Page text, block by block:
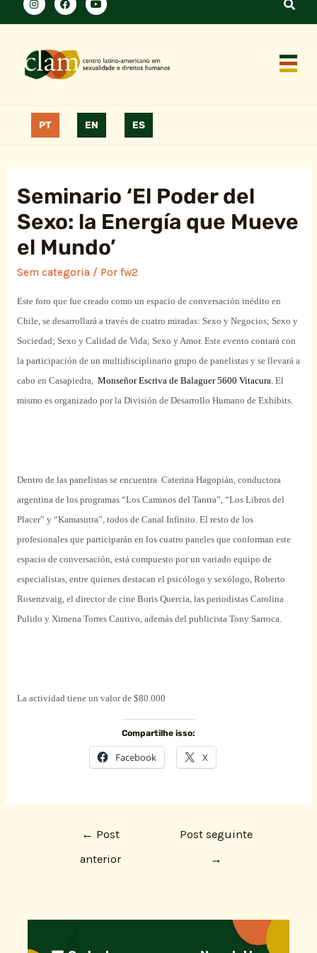
PT EN ES
Seminario ‘El Poder del
Sexo: la Energía que Mueve
el Mundo’
Sem categoria/ Por fw2
Este foro que fue creado como un espacio de conversación inédito en
Chile, se desarrollará a través de cuatro miradas: Sexo y Negocios; Sexo y
Sociedad; Sexo y Calidad de Vida; Sexo y Amor. Este evento contará con
la participación de un multidisciplinario grupo de panelistas y se llevará a
cabo en Casapiedra, Monseñor Escriva de Balaguer 5600 Vitacura. El
mismo es organizado por la División de Desarrollo Humano de Exhibits.
Dentro de las panelistas se encuentra Caterina Hagopián, conductora
argentina de los programas “Los Caminos del Tantra”, “Los Libros del
Placer” y “Kamasutra”, todos de Canal Infinito. El resto de los
profesionales que participarán en los cuatro paneles que conforman este
espacio de conversación, está compuesto por un variado equipo de
especialistas, entre quienes destacan el psicólogo y sexólogo, Roberto
Rosenzvaig, el director de cine Boris Quercia, las periodistas Carolina
Pulido y Ximena Torres Cautivo, además del publicista Tony Sarroca.
La actividad tiene un valor de $80.000
Compartilhe isso:
Facebook X
← Post
anterior
Post seguinte
→